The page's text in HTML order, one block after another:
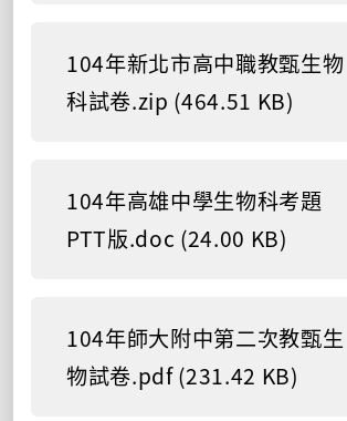
104年新北市高中職教甄生物
科試卷.zip (464.51 KB)
104年高雄中學生物科考題
PTT版.doc (24.00 KB)
104年師大附中第二次教甄生
物試卷.pdf (231.42 KB)